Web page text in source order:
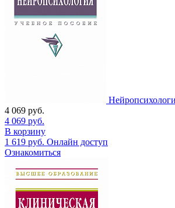
4 069 руб.
4 069 руб.
В корзину
1 619 руб. Онлайн доступ
Ознакомиться